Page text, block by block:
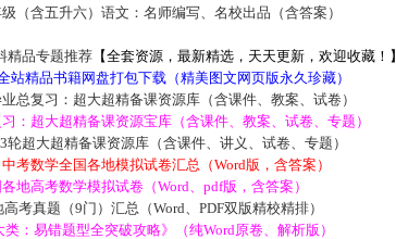
（含五升六）语文：名师编写、名校出品（含答案）
精品专题推荐【全套资源，最新精选，天天更新，欢迎收藏！】
站精品书籍网盘打包下载（精美图文网页版永久珍藏）
总复习：超大超精备课资源库（含课件、教案、试卷）
：超大超精备课资源宝库（含课件、教案、试卷、专题）
轮超大超精备课资源库（含课件、讲义、试卷、专题）
考数学全国各地模拟试卷汇总（Word版，含答案）
地高考数学模拟试卷（Word、pdf版，含答案）
考真题（9门）汇总（Word、PDF双版精校精排）
类：易错题型全突破攻略》（纯Word原卷、解析版）